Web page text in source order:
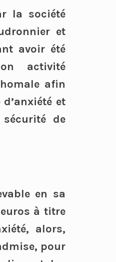
la société
et
avoir été
activité
afin
et
de
en sa
à titre
alors,
pour